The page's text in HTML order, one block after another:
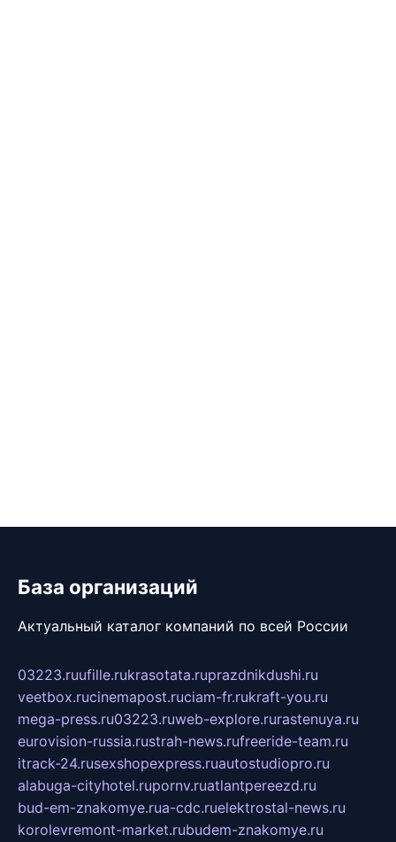
База организаций
Актуальный каталог компаний по всей России
03223.ruufille.rukrasotata.ruprazdnikdushi.ru
veetbox.rucinemapost.ruciam-fr.rukraft-you.ru
mega-press.ru03223.ruweb-explore.rurastenuya.ru
eurovision-russia.rustrah-news.rufreeride-team.ru
itrack-24.rusexshopexpress.ruautostudiopro.ru
alabuga-cityhotel.rupornv.ruatlantpereezd.ru
bud-em-znakomye.rua-cdc.ruelektrostal-news.ru
korolevremont-market.rubudem-znakomye.ru